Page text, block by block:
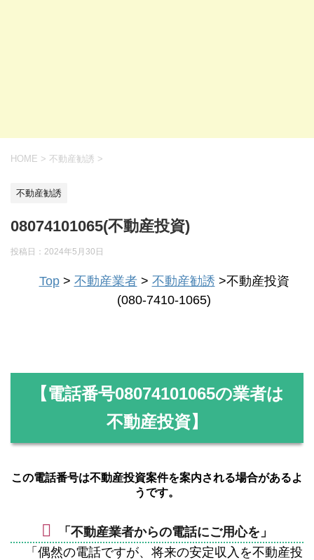
HOME > 不動産勧誘 >
不動産勧誘
08074101065(不動産投資)
投稿日： 2024年5月30日
Top> 不動産業者> 不動産勧誘 >不動産投資
(080-7410-1065)
【電話番号08074101065の業者は
不動産投資】
この電話番号は不動産投資案件を案内される場合があるよ
うです。
「不動産業者からの電話にご用心を」
「偶然の電話ですが、将来の安定収入を不動産投